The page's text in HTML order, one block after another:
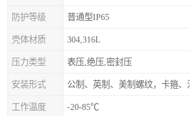
防护等级 普通型IP65
壳体材质 304,316L
压力类型 表压,绝压,密封压
安装形式 公制、英制、美制螺纹，卡箍、
工作温度 -20-85℃